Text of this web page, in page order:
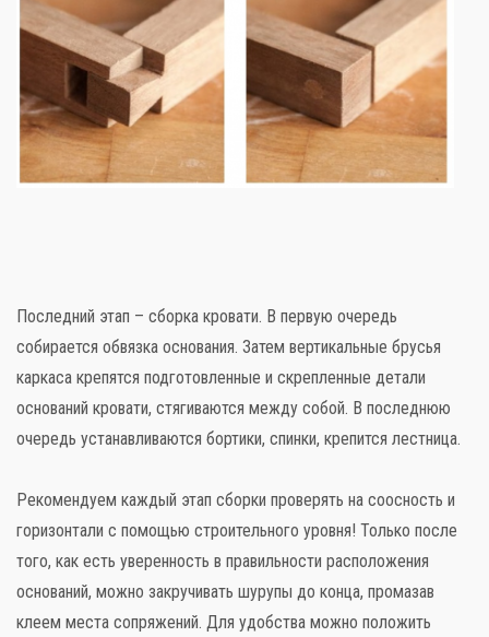
Последний этап – сборка кровати. В первую очередь
собирается обвязка основания. Затем вертикальные брусья
каркаса крепятся подготовленные и скрепленные детали
оснований кровати, стягиваются между собой. В последнюю
очередь устанавливаются бортики, спинки, крепится лестница.
Рекомендуем каждый этап сборки проверять на соосность и
горизонтали с помощью строительного уровня! Только после
того, как есть уверенность в правильности расположения
оснований, можно закручивать шурупы до конца, промазав
клеем места сопряжений. Для удобства можно положить